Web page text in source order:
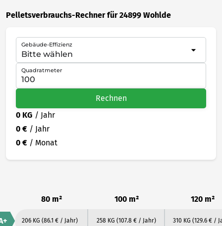
Pelletsverbrauchs-Rechner für 24899 Wohlde
Gebäude-Effizienz
Quadratmeter
Rechnen
0 KG / Jahr
0 € / Jahr
0 € / Monat
80 m² 100 m² 120 m²
206 KG (86.1 € / Jahr) 258 KG (107.8 € / Jahr) 310 KG (129.6 € /